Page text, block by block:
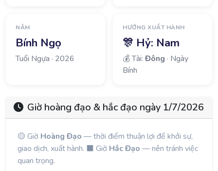
NĂM
Bính Ngọ
Tuổi Ngựa · 2026
HƯỚNG XUẤT HÀNH
🎊 Hỷ: Nam
💰 Tài: Đông · Ngày
Bính
Giờ hoàng đạo & hắc đạo ngày 1/7/2026
🟡 Giờ Hoàng Đạo — thời điểm thuận lợi để khởi sự,
giao dịch, xuất hành. ⬛ Giờ Hắc Đạo — nên tránh việc
quan trọng.